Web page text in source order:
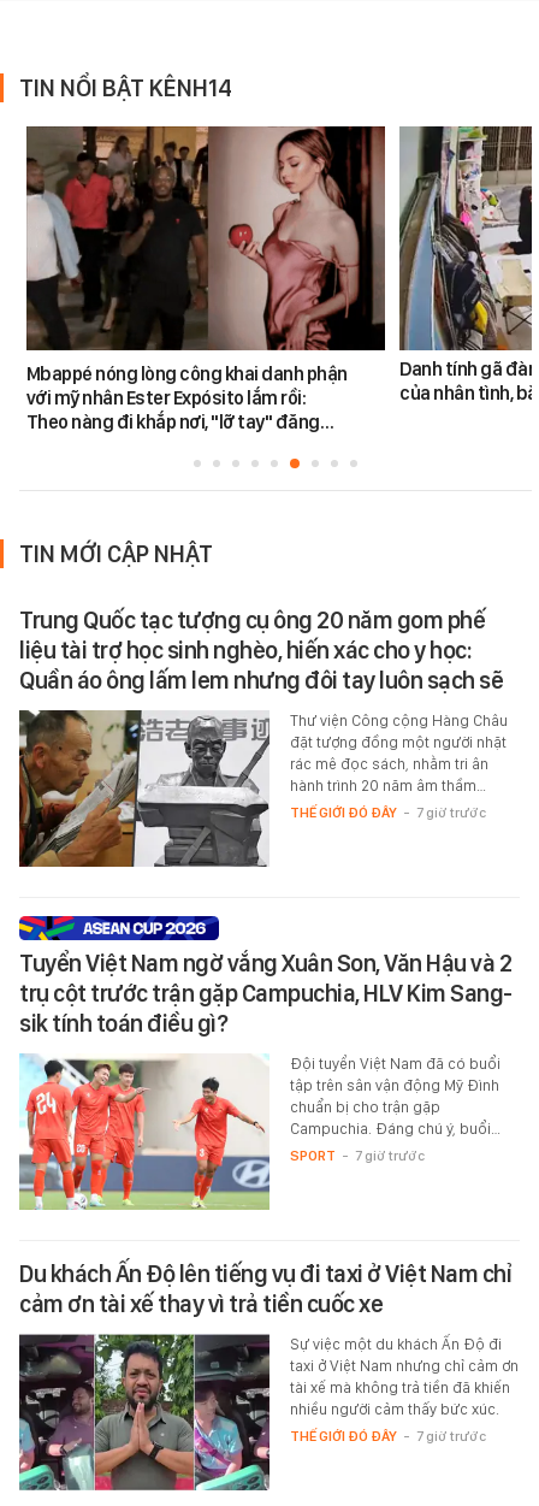
TIN NỔI BẬT KÊNH14
Mbappé nóng lòng công khai danh phận
với mỹ nhân Ester Expósito lắm rồi:
Theo nàng đi khắp nơi, "lỡ tay" đăng…
Danh tính gã
của nhân tình,
TIN MỚI CẬP NHẬT
Trung Quốc tạc tượng cụ ông 20 năm gom phế
liệu tài trợ học sinh nghèo, hiến xác cho y học:
Quần áo ông lấm lem nhưng đôi tay luôn sạch sẽ
Thư viện Công cộng Hàng Châu
đặt tượng đồng một người nhặt
rác mê đọc sách, nhằm tri ân
hành trình 20 năm âm thầm…
THẾ GIỚI ĐÓ ĐÂY - 7 giờ trước
Tuyển Việt Nam ngờ vắng Xuân Son, Văn Hậu và 2
trụ cột trước trận gặp Campuchia, HLV Kim Sang-
sik tính toán điều gì?
Đội tuyển Việt Nam đã có buổi
tập trên sân vận động Mỹ Đình
chuẩn bị cho trận gặp
Campuchia. Đáng chú ý, buổi…
SPORT - 7 giờ trước
Du khách Ấn Độ lên tiếng vụ đi taxi ở Việt Nam chỉ
cảm ơn tài xế thay vì trả tiền cuốc xe
Sự việc một du khách Ấn Độ đi
taxi ở Việt Nam nhưng chỉ cảm ơn
tài xế mà không trả tiền đã khiến
nhiều người cảm thấy bức xúc.
THẾ GIỚI ĐÓ ĐÂY - 7 giờ trước